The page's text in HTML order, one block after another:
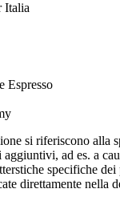
Italia
si riferiscono alla
aggiuntivi, ad es. a
specifiche
direttamente nella